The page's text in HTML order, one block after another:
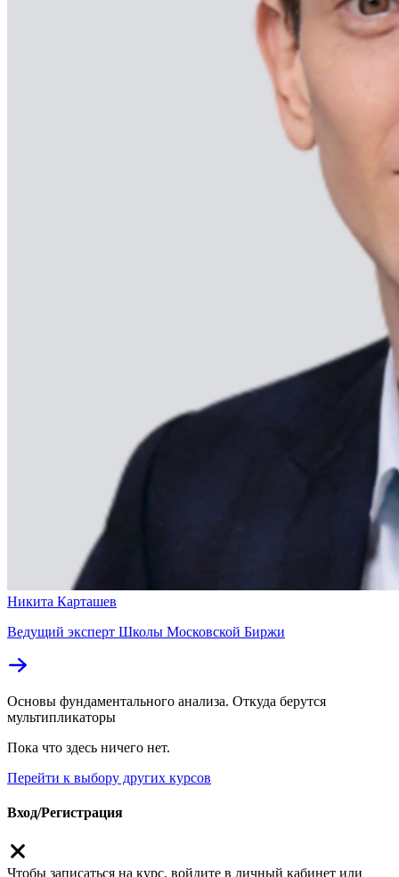
Никита Карташев
Ведущий эксперт Школы Московской Биржи
Основы фундаментального анализа. Откуда берутся
мультипликаторы
Пока что здесь ничего нет.
Перейти к выбору других курсов
Вход/Регистрация
Чтобы записаться на курс, войдите в личный кабинет или